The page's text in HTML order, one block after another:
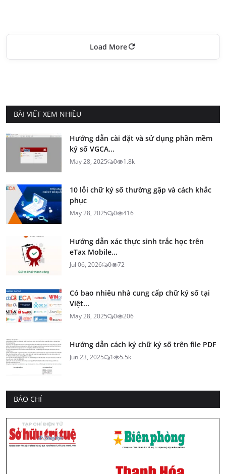
Load More
BÀI VIẾT XEM NHIỀU
Hướng dẫn cài đặt và sử dụng phần mềm
ký số VGCA...
May 28, 2025 0 1.8k
10 lỗi chữ ký số thường gặp và cách khắc
phục
May 28, 2025 0 416
Hướng dẫn xác thực sinh trắc học trên
eTax Mobile...
Jul 06, 2026 0 72
Có bao nhiêu nhà cung cấp chữ ký số tại
Việt...
May 28, 2025 0 206
Hướng dẫn cách ký chữ ký số trên file PDF
Jun 23, 2025 1 5.5k
BÁO CHÍ